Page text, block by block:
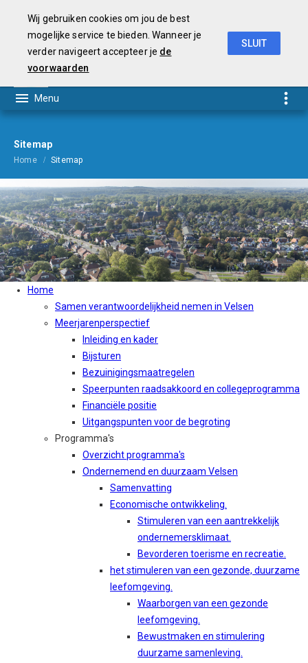
Sitemap
Home Sitemap
Home
Samen verantwoordelijkheid nemen in Velsen
Meerjarenperspectief
Inleiding en kader
Bijsturen
Bezuinigingsmaatregelen
Speerpunten raadsakkoord en collegeprogramma
Financiële positie
Uitgangspunten voor de begroting
Programma's
Overzicht programma's
Ondernemend en duurzaam Velsen
Samenvatting
Economische ontwikkeling.
Stimuleren van een aantrekkelijk
ondernemersklimaat.
Bevorderen toerisme en recreatie.
het stimuleren van een gezonde, duurzame
leefomgeving.
Waarborgen van een gezonde
leefomgeving.
Bewustmaken en stimulering
duurzame samenleving.
Wij gebruiken cookies om jou de best
mogelijke service te bieden. Wanneer je
verder navigeert accepteer je de
voorwaarden
SLUIT